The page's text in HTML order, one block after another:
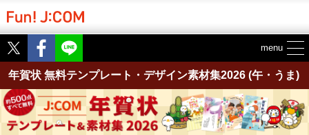
Twitter Facebook
menu
年賀状 無料テンプレート・デザイン素材集2026 (午・うま)